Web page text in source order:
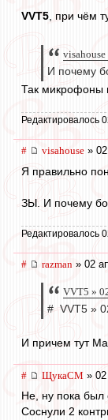
VVT5 , при чём
И почему
Так микрофоны
Редактировалось
# visahouse »
Я правильно
ЗЫ. И почему
Редактировалось
# razman » 02
VVT5 »
# VVT5 »
И причем тут
# ЩукаСМ »
Не, ну пока был
Соснули 2